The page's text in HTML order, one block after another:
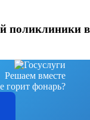
Решаем вместе
горит фонарь?